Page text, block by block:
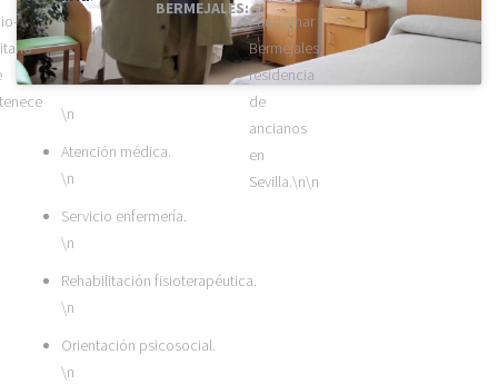
BERMEJALES:
Fundomar
Bermejales,
residencia
de
ancianos
en
Sevilla.\n\n
\n
Atención médica.
\n
Servicio enfermería.
\n
Rehabilitación fisioterapéutica.
\n
Orientación psicosocial.
\n